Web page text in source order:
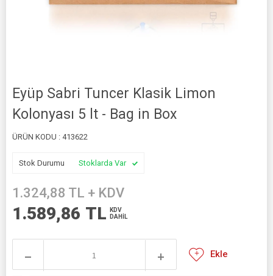
Eyüp Sabri Tuncer Klasik Limon
Kolonyası 5 lt - Bag in Box
ÜRÜN KODU : 413622
Stok Durumu Stoklarda Var
1.324,88 TL + KDV
1.589,86 TL
KDV
DAHİL
Ekle